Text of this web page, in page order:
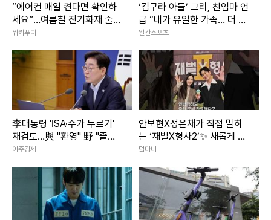
“에어컨 매일 켠다면 확인하
세요”…여름철 전기화재 줄이
는 점검법
위키푸디
‘김구라 아들’ 그리, 친엄마 언
급 “내가 유일한 가족… 더 챙
기려고”
일간스포츠
李대통령 'ISA·주가 누르기'
재검토…與 "환영" 野 "졸속
국정"
아주경제
안보현X정은채가 직접 말하
는 ‘재벌X형사2’✨ 새롭게 돌
아온 두 사람의 이야기｜재벌
덬마니